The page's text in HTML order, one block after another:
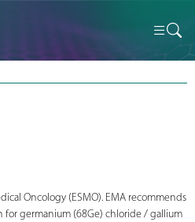
Oncology (ESMO). EMA recommends
germanium (68Ge) chloride / gallium